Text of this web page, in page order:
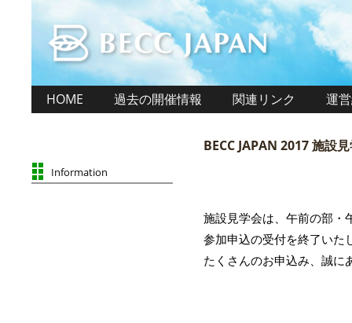
HOME 過去の開催情報 関連リンク 運
Information
BECC JAPAN 2017 施設
施設見学会は、午前の部・
参加申込の受付を終了いた
たくさんのお申込み、誠に